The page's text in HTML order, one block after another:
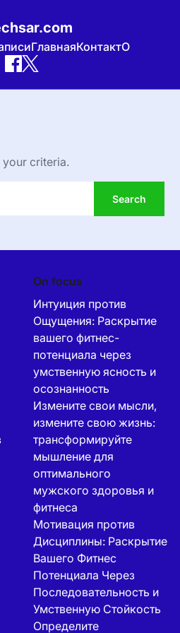
ГлавнаяКонтактО
your criteria.
On focus
Интуиция против
Ощущения: Раскрытие
вашего фитнес-
потенциала через
умственную ясность и
осознанность
Измените свои мысли,
измените свою жизнь:
трансформируйте
мышление для
оптимального
мужского здоровья и
фитнеса
Мотивация против
Дисциплины: Раскрытие
Вашего Фитнес
Потенциала Через
Последовательность и
Умственную Стойкость
Определите